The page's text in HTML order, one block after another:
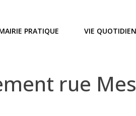
PRATIQUE VIE
rue